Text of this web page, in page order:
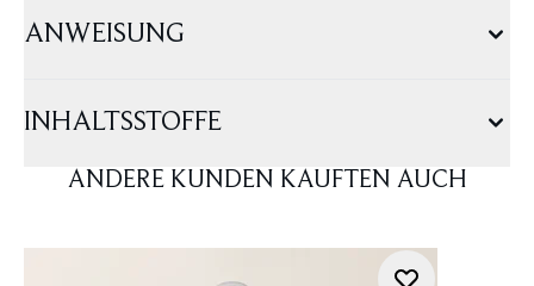
ANWEISUNG
INHALTSSTOFFE
ANDERE KUNDEN KAUFTEN AUCH